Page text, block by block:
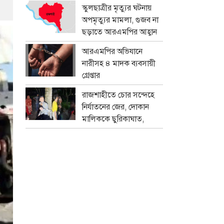
স্কুলছাত্রীর মৃত্যুর ঘটনায়
অপমৃত্যুর মামলা, গুজব না
ছড়াতে আরএমপির আহ্বান
আরএমপির অভিযানে
নারীসহ ৪ মাদক ব্যবসায়ী
গ্রেপ্তার
রাজশাহীতে চোর সন্দেহে
নির্যাতনের জের, দোকান
মালিককে ছুরিকাঘাত,
মামলা